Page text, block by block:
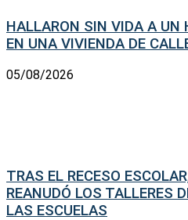
HALLARON SIN VIDA A UN
EN UNA VIVIENDA DE
05/08/2026
TRAS EL RECESO
REANUDÓ LOS TALLERES
LAS ESCUELAS